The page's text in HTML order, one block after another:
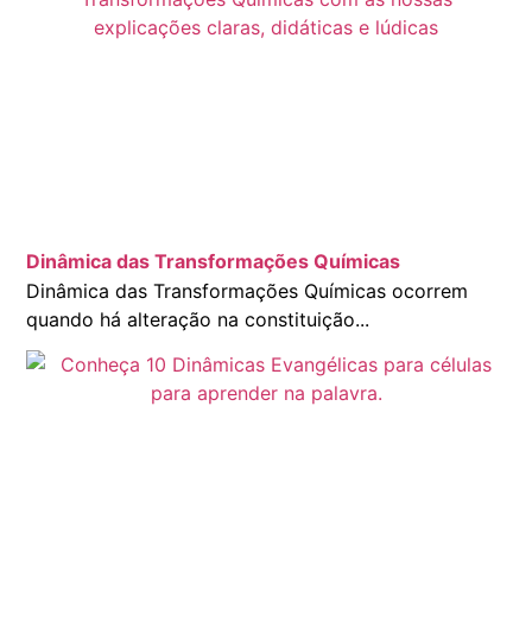
Dinâmica das Transformações Químicas
Dinâmica das Transformações Químicas ocorrem
quando há alteração na constituição...